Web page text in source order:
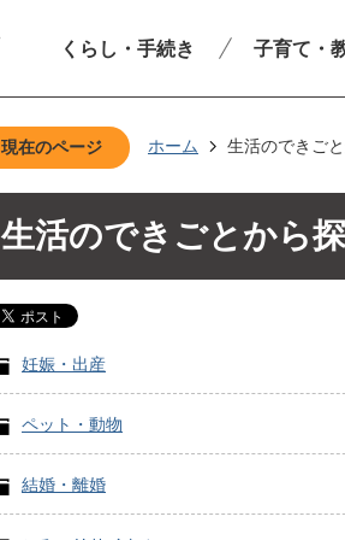
くらし・手続き 子育て・
現在のページ ホーム 生活のできご
生活のできごとから
妊娠・出産
ペット・動物
結婚・離婚